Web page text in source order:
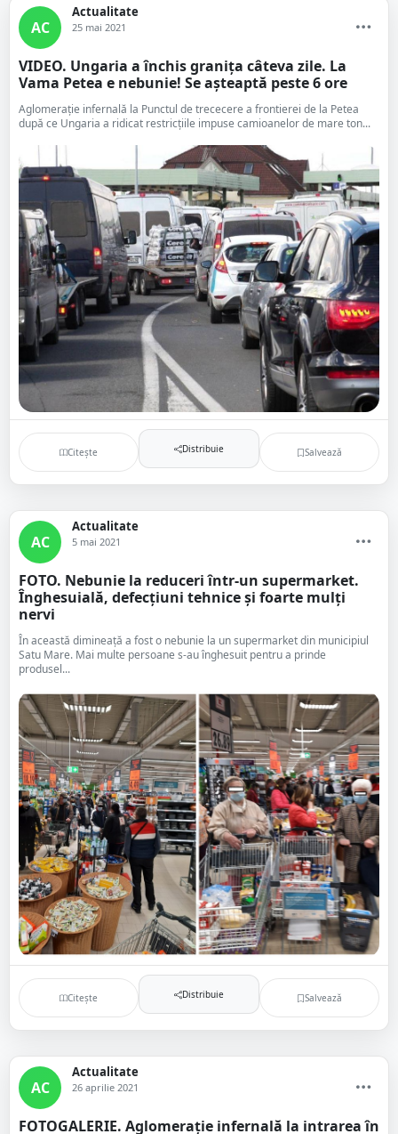
AC
Actualitate
25 mai 2021
VIDEO. Ungaria a închis granița câteva zile. La
Vama Petea e nebunie! Se așteaptă peste 6 ore
Aglomerație infernală la Punctul de trececere a frontierei de la Petea
după ce Ungaria a ridicat restricțiile impuse camioanelor de mare ton...
Citește Distribuie Salvează
AC
Actualitate
5 mai 2021
FOTO. Nebunie la reduceri într-un supermarket.
Înghesuială, defecțiuni tehnice și foarte mulți
nervi
În această dimineață a fost o nebunie la un supermarket din municipiul
Satu Mare. Mai multe persoane s-au înghesuit pentru a prinde
produsel...
Citește Distribuie Salvează
AC
Actualitate
26 aprilie 2021
FOTOGALERIE. Aglomerație infernală la intrarea în